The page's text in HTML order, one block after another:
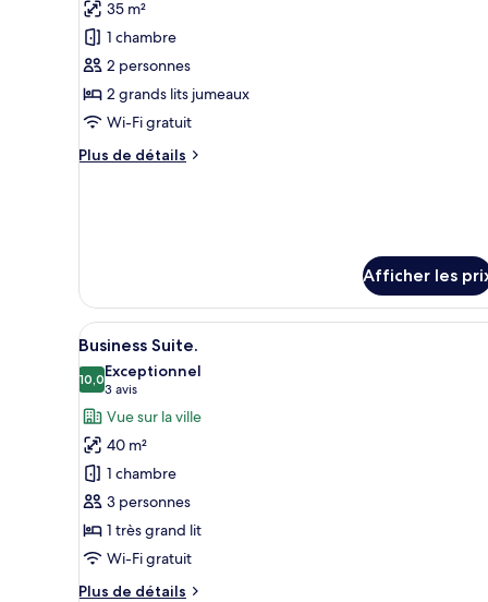
les
photos
pour
ce
type
chambre :
35 m²
1 chambre
2 personnes
2 grands lits jumeaux
Wi-Fi gratuit
Plus de détails
Plus
Afficher les
Afficher
toutes
les
photos
pour
ce
type
de
chambre :
Business
Suite.
Une chambre d’hôtel
7
Business Suite.
10,010,0 sur 10
Exceptionnel
3 avis
(3 avis)
Vue sur la ville
40 m²
1 chambre
3 personnes
1 très grand lit
Wi-Fi gratuit
Plus de détails
Plus